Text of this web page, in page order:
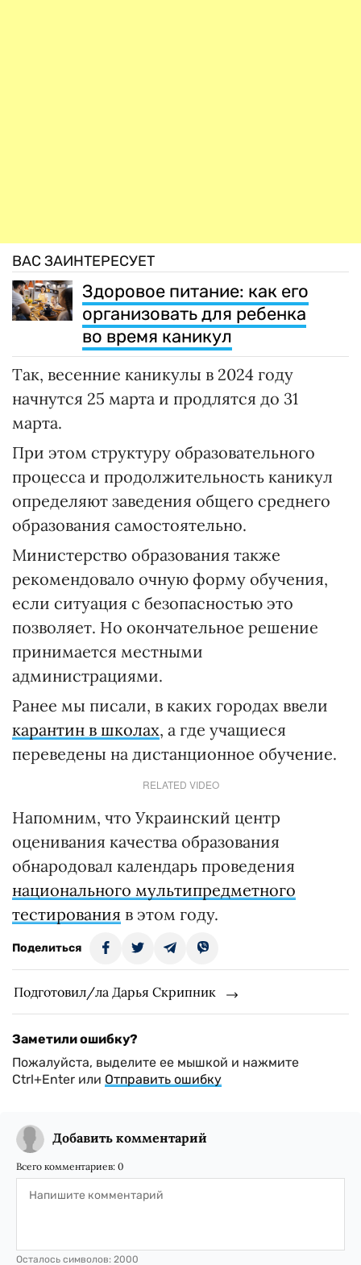
ВАС ЗАИНТЕРЕСУЕТ
Здоровое питание: как его
организовать для ребенка
во время каникул
Так, весенние каникулы в 2024 году
начнутся 25 марта и продлятся до 31
марта.
При этом структуру образовательного
процесса и продолжительность каникул
определяют заведения общего среднего
образования самостоятельно.
Министерство образования также
рекомендовало очную форму обучения,
если ситуация с безопасностью это
позволяет. Но окончательное решение
принимается местными
администрациями.
Ранее мы писали, в каких городах ввели
карантин в школах, а где учащиеся
переведены на дистанционное обучение.
RELATED VIDEO
Напомним, что Украинский центр
оценивания качества образования
обнародовал календарь проведения
национального мультипредметного
тестирования в этом году.
Поделиться
Подготовил/ла Дарья Скрипник
Заметили ошибку?
Пожалуйста, выделите ее мышкой и нажмите
Ctrl+Enter или Отправить ошибку
Добавить комментарий
Всего комментариев: 0
Осталось символов: 2000